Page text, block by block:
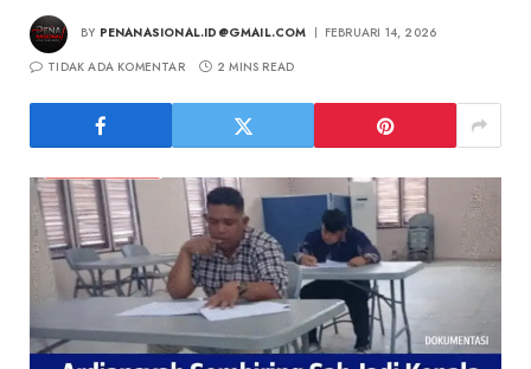
BY PENANASIONAL.ID@GMAIL.COM
FEBRUARI 14, 2026
TIDAK ADA KOMENTAR
2 MINS READ